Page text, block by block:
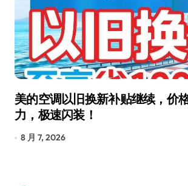
美的空调以旧换新补贴继续，价
力，极速闪装！
8 月 7, 2026